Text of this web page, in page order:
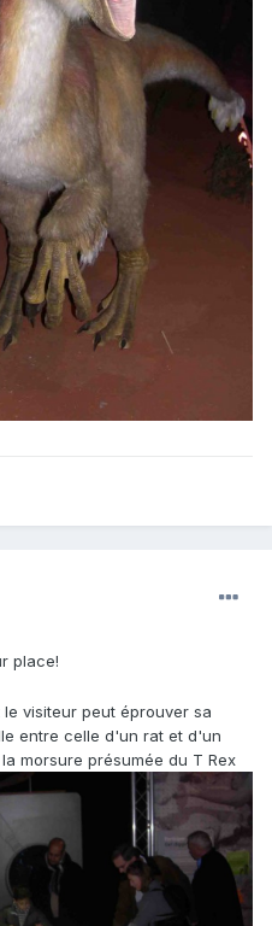
place!
visiteur peut éprouver sa
entre celle d'un rat et d'un
morsure présumée du T Rex